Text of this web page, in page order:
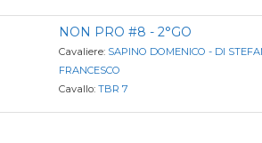
NON PRO #8 - 2°GO
Cavaliere: SAPINO DOMENICO - DI
FRANCESCO
Cavallo:TBR 7